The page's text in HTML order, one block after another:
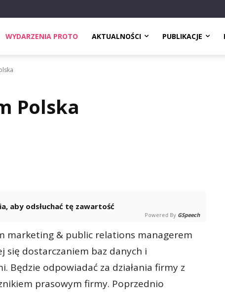
WYDARZENIA PROTO AKTUALNOŚCI PUBLIKACJE
Polska
aby odsłuchać tę zawartość
Powered By GSpeech
marketing & public relations managerem
się dostarczaniem baz danych i
Będzie odpowiadać za działania firmy z
prasowym firmy. Poprzednio